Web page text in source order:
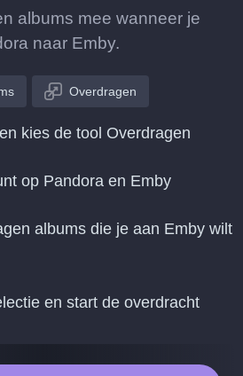
albums mee wanneer je
naar Emby.
Overdragen
kies de tool Overdragen
op Pandora en Emby
albums die je aan Emby wilt
en start de overdracht